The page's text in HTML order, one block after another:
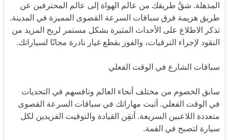
المذهلة. شقَّ طريقك من عالم الهواة إلى عالم المحترفين عن
طريق هزيمة فرق سباقات السرعة القصوى المميزة في المدينة.
تذكر الاطلاع على الأحداث المثيرة بشكل مستمر لربح المزيد من
النقود لإجراء الترقيات، والفوز بقطع غيار نادرة مجانًا لسياراتك.
سباقات الشارع في الوقت الفعلي
سابق الخصوم من مختلف أنحاء العالم ونافسهم في التحديات
في الوقت الفعلي. أثبت مهاراتك في سباقات السرعة القصوى
متعددة اللاعبين السريعة. أتقِن القيادة والتوقيت الفريدين لكل
سيارة لتصبح في القمة.